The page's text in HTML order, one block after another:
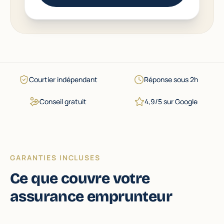
Courtier indépendant Réponse sous 2h
Conseil gratuit 4,9/5 sur Google
GARANTIES INCLUSES
Ce que couvre votre
assurance emprunteur